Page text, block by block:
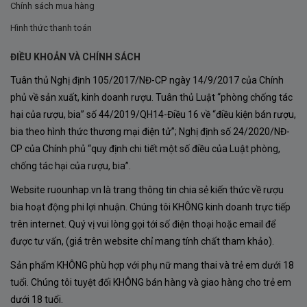
loại trái cây chín mọngnhư:
Táo xanh:Hương thơm thanh mát và tươi mới.
Cam quýt:Mang đến cảm giác sảng khoái và kích
thích vị giác.
Mơ và hoa anh đào:
nhàng và tinh tế.
Ngoài ra, bạn còn có thể cảm nhận được
nốt hương
tinh tế của hạnh nhânvàmật ongthoang thoảng, tạo
nên sự ấm áp và sang trọng.
Vị ngọt thanh tinh tế
Chính sách mua hàng
Hình thức thanh toán
ĐIỀU KHOẢN VÀ CHÍNH SÁCH
Tuân thủ Nghị định 105/2017/NĐ-CP ngày 14/9/2017 của Chính
phủ về sản xuất, kinh doanh rượu. Tuân thủ Luật “phòng chống tác
hại của rượu, bia” số 44/2019/QH14-Điều 16 về “điều kiện bán rượu,
bia theo hình thức thương mại điện tử”; Nghị định số 24/2020/NĐ-
CP của Chính phủ “quy định chi tiết một số điều của Luật phòng,
chống tác hại của rượu, bia”.
Website ruounhap.vn là trang thông tin chia sẻ kiến thức về rượu
bia hoạt động phi lợi nhuận. Chúng tôi KHÔNG kinh doanh trực tiếp
trên internet. Quý vị vui lòng gọi tới số điện thoại hoặc email để
được tư vấn, (giá trên website chỉ mang tính chất tham khảo).
Sản phẩm KHÔNG phù hợp với phụ nữ mang thai và trẻ em dưới 18
tuổi. Chúng tôi tuyệt đối KHÔNG bán hàng và giao hàng cho trẻ em
dưới 18 tuổi.